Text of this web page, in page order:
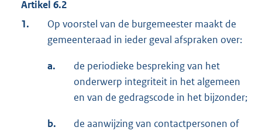
Artikel 6.2
1.
Op voorstel van de burgemeester maakt de
gemeenteraad in ieder geval afspraken over:
a.
de periodieke bespreking van het
onderwerp integriteit in het algemeen
en van de gedragscode in het bijzonder;
b.
de aanwijzing van contactpersonen of